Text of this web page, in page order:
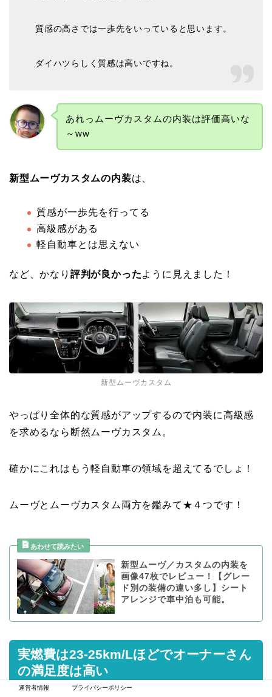
質感の高さでは一歩先をいっていると思います。
ダイハツらしく質感は高いですね。
あれっムーヴカスタムの内装は評価高いな
～ww
新型ムーヴカスタムの内装は、
質感が一歩先を行ってる
高級感がある
軽自動車とは思えない
など、かなり 評判が良かったように見えました！
新型ムーヴカスタム
やっぱり全体的な質感がアップするので内装に高級感
を求めるなら断然ムーヴカスタム。
確かにこれはもう軽自動車の領域を超えてるでしょ！
ムーヴとムーヴカスタム両方を鑑みて★４つです！
新型ムーヴ／カスタムの内装を
画像47枚でレビュー！【グレー
ド別の装備の違い多し】シート
アレンジで車中泊も可能。
実燃費は23-25km/Lほどでオーナーさん
の満足度は高い
運営者情報 プライバシーポリシー